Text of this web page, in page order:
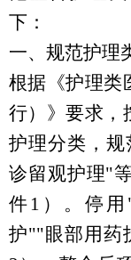
下：
一、规范护理
根据《护理类
行）》要求，
护理分类，规
诊留观护理"等
件 1 ）。停用
护""眼部用药